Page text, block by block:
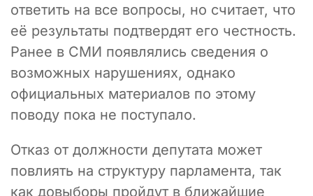
ответить на все вопросы, но считает, что
её результаты подтвердят его честность.
Ранее в СМИ появлялись сведения о
возможных нарушениях, однако
официальных материалов по этому
поводу пока не поступало.
Отказ от должности депутата может
повлиять на структуру парламента, так
как довыборы пройдут в ближайшие